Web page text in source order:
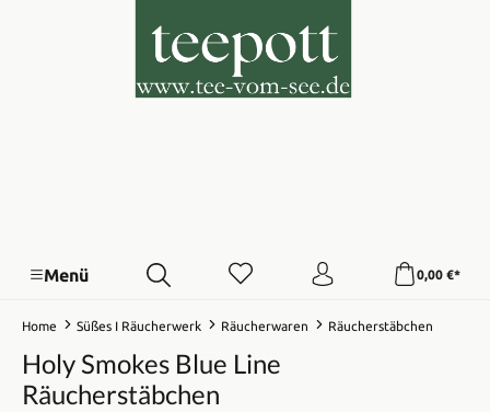
Menü 0,00 €*
Home Süßes I Räucherwerk Räucherwaren Räucherstäbchen
Holy Smokes Blue Line
Räucherstäbchen